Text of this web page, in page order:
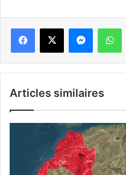
Articles similaires